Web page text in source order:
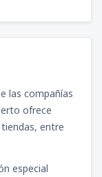
las compañías
ofrece
entre
especial